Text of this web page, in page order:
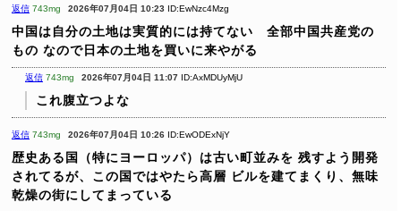
返信 743mg 2026年07月04日 10:23 ID:EwNzc4Mzg
中国は自分の土地は実質的には持てない 全部中国共産党の
もの なので日本の土地を買いに来やがる
返信 743mg 2026年07月04日 11:07 ID:AxMDUyMjU
これ腹立つよな
返信 743mg 2026年07月04日 10:26 ID:EwODExNjY
歴史ある国（特にヨーロッパ）は古い町並みを 残すよう開発
されてるが、この国ではやたら高層 ビルを建てまくり、無味
乾燥の街にしてまっている